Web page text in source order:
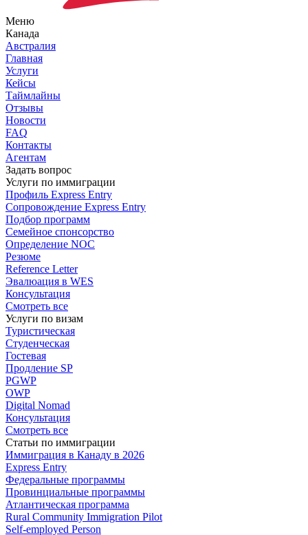
Меню
Канада
Австралия
Главная
Услуги
Кейсы
Таймлайны
Отзывы
Новости
FAQ
Контакты
Агентам
Задать вопрос
Услуги по иммиграции
Профиль Express Entry
Сопровождение Express Entry
Подбор программ
Семейное спонсорство
Определение NOC
Резюме
Reference Letter
Эвалюация в WES
Консультация
Смотреть все
Услуги по визам
Туристическая
Студенческая
Гостевая
Продление SP
PGWP
OWP
Digital Nomad
Консультация
Смотреть все
Статьи по иммиграции
Иммиграция в Канаду в 2026
Express Entry
Федеральные программы
Провинциальные программы
Атлантическая программа
Rural Community Immigration Pilot
Self-employed Person